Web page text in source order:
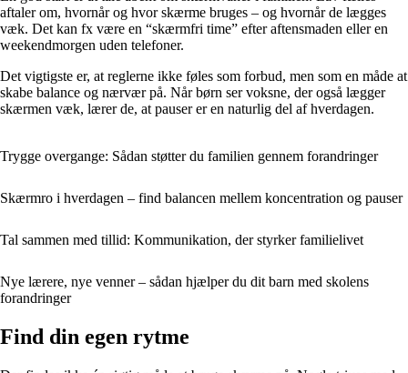
aftaler om, hvornår og hvor skærme bruges – og hvornår de lægges
væk. Det kan fx være en “skærmfri time” efter aftensmaden eller en
weekendmorgen uden telefoner.
Det vigtigste er, at reglerne ikke føles som forbud, men som en måde at
skabe balance og nærvær på. Når børn ser voksne, der også lægger
skærmen væk, lærer de, at pauser er en naturlig del af hverdagen.
Trygge overgange: Sådan støtter du familien gennem forandringer
Skærmro i hverdagen – find balancen mellem koncentration og pauser
Tal sammen med tillid: Kommunikation, der styrker familielivet
Nye lærere, nye venner – sådan hjælper du dit barn med skolens
forandringer
Find din egen rytme